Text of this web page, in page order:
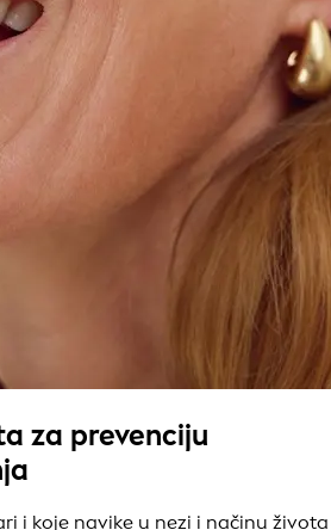
za prevenciju
i koje navike u nezi i načinu života